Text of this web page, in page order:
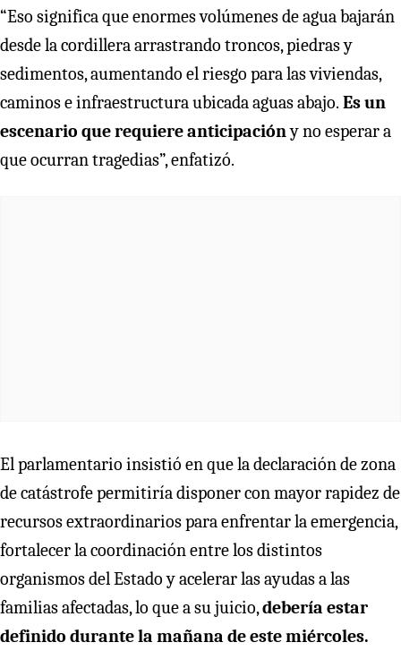
“Eso significa que enormes volúmenes de agua bajarán
desde la cordillera arrastrando troncos, piedras y
sedimentos, aumentando el riesgo para las viviendas,
caminos e infraestructura ubicada aguas abajo. Es un
escenario que requiere anticipacióny no esperar a
que ocurran tragedias”, enfatizó.
El parlamentario insistió en que la declaración de zona
de catástrofe permitiría disponer con mayor rapidez de
recursos extraordinarios para enfrentar la emergencia,
fortalecer la coordinación entre los distintos
organismos del Estado y acelerar las ayudas a las
familias afectadas, lo que a su juicio,debería estar
definido durante la mañana de este miércoles.